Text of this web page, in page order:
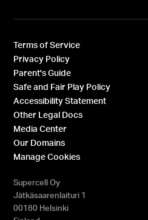
Terms of Service
Privacy Policy
Parent's Guide
Safe and Fair Play Policy
Accessibility Statement
Other Legal Docs
Media Center
Our Domains
Manage Cookies
Supercell Oy
Jätkäsaarenlaituri 1
00180 Helsinki